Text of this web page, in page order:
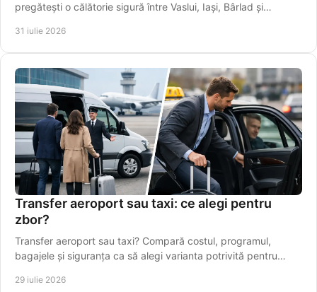
pregătești o călătorie sigură între Vaslui, Iași, Bârlad și
31 iulie 2026
Transfer aeroport sau taxi: ce alegi pentru
zbor?
Transfer aeroport sau taxi? Compară costul, programul,
bagajele și siguranța ca să alegi varianta potrivită pentru
29 iulie 2026